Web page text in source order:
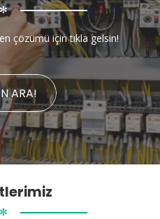
✻
çözümü için tıkla gelsin!
ARA!
✻